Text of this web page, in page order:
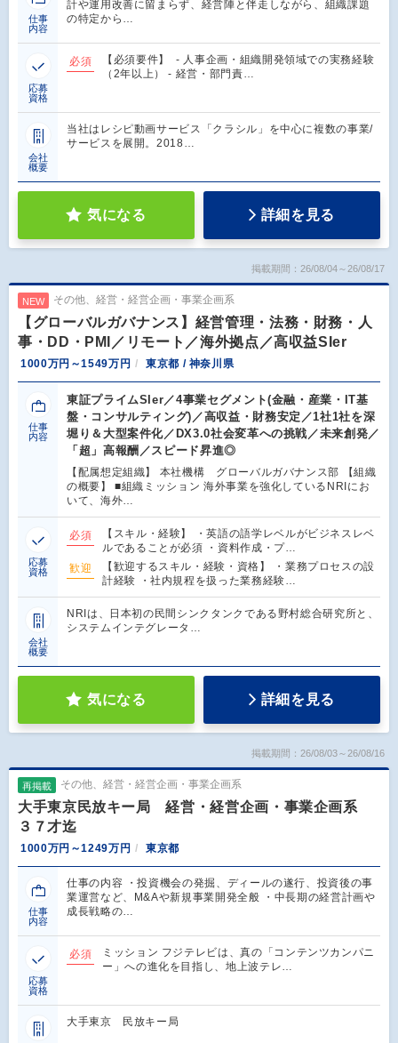
仕事
内容
計や運用改善に留まらず、経営陣と伴走しながら、組織課題
の特定から…
応募
資格
必須
【必須要件】 - 人事企画・組織開発領域での実務経験
（2年以上） - 経営・部門責…
会社
概要
当社はレシピ動画サービス「クラシル」を中心に複数の事業/
サービスを展開。2018…
気になる 詳細を見る
掲載期間：26/08/04～26/08/17
NEW その他、経営・経営企画・事業企画系
【グローバルガバナンス】経営管理・法務・財務・人
事・DD・PMI／リモート／海外拠点／高収益SIer
1000万円～1549万円 東京都 / 神奈川県
仕事
内容
東証プライムSIer／4事業セグメント(金融・産業・IT基
盤・コンサルティング)／高収益・財務安定／1社1社を深
堀り＆大型案件化／DX3.0社会変革への挑戦／未来創発／
「超」高報酬／スピード昇進◎
【配属想定組織】 本社機構 グローバルガバナンス部 【組織
の概要】 ■組織ミッション 海外事業を強化しているNRIにお
いて、海外…
応募
資格
必須
【スキル・経験】 ・英語の語学レベルがビジネスレベ
ルであることが必須 ・資料作成・プ…
歓迎
【歓迎するスキル・経験・資格】 ・業務プロセスの設
計経験 ・社内規程を扱った業務経験…
会社
概要
NRIは、日本初の民間シンクタンクである野村総合研究所と、
システムインテグレータ…
気になる 詳細を見る
掲載期間：26/08/03～26/08/16
再掲載 その他、経営・経営企画・事業企画系
大手東京民放キー局 経営・経営企画・事業企画系
３７才迄
1000万円～1249万円 東京都
仕事
内容
仕事の内容 ・投資機会の発掘、ディールの遂行、投資後の事
業運営など、M&Aや新規事業開発全般 ・中長期の経営計画や
成長戦略の…
応募
資格
必須
ミッション フジテレビは、真の「コンテンツカンパニ
ー」への進化を目指し、地上波テレ…
大手東京 民放キー局